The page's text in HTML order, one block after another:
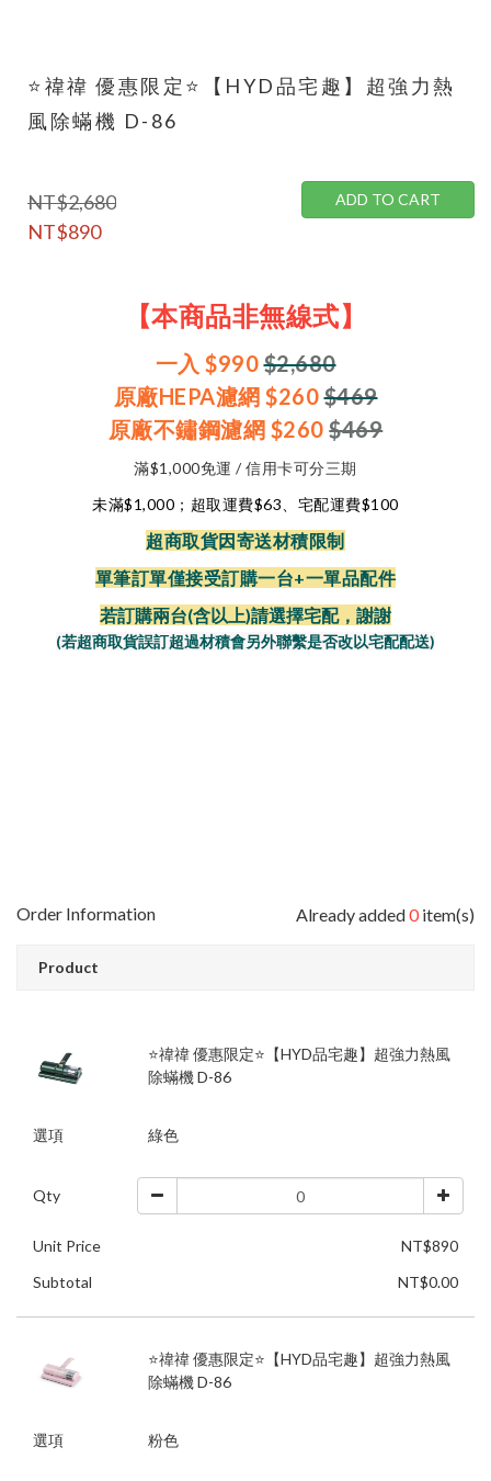
⭐禕禕 優惠限定⭐【HYD品宅趣】超強力熱
風除蟎機 D-86
NT$2,680
NT$890
ADD TO CART
【本商品非無線式】
一入 $990$2,680
原廠HEPA濾網 $260$469
原廠不鏽鋼濾網 $260 $469
滿$1,000免運 / 信用卡可分三期
未滿$1,000；超取運費$63、宅配運費$100
超商取貨因寄送材積限制
單筆訂單僅接受訂購一台+一單品配件
若訂購兩台(含以上)請選擇宅配，謝謝
(若超商取貨誤訂超過材積會另外聯繫是否改以宅配配送)
Order Information Already added0item(s)
Product
⭐禕禕 優惠限定⭐【HYD品宅趣】超強力熱風
除蟎機 D-86
選項 綠色
Qty
Unit Price
NT$890
Subtotal
NT$0.00
⭐禕禕 優惠限定⭐【HYD品宅趣】超強力熱風
除蟎機 D-86
選項 粉色